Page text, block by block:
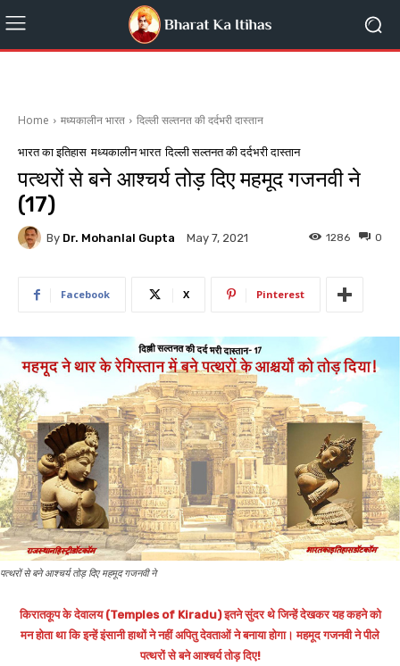
Home मध्यकालीन भारत दिल्ली सल्तनत की दर्दभरी दास्तान
भारत का इतिहास मध्यकालीन भारत दिल्ली सल्तनत की दर्दभरी दास्तान
पत्थरों से बने आश्चर्य तोड़ दिए महमूद गजनवी ने
(17)
By Dr. Mohanlal Gupta May 7, 2021 0
1286
Facebook X Pinterest
पत्थरों से बने आश्चर्य तोड़ दिए महमूद गजनवी ने
किरातकूप के देवालय (Temples of Kiradu) इतने सुंदर थे जिन्हें देखकर यह कहने को
मन होता था कि इन्हें इंसानी हाथों ने नहीं अपितु देवताओं ने बनाया होगा। महमूद गजनवी ने पीले
पत्थरों से बने आश्चर्य तोड़ दिए!